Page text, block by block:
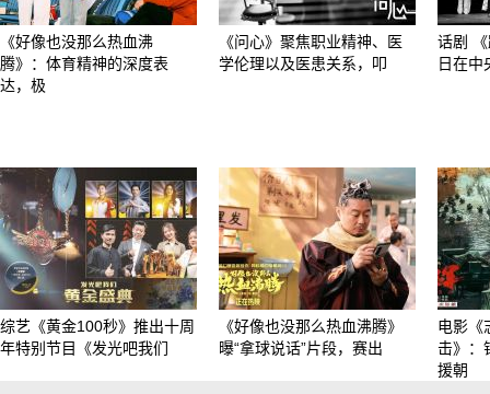
《好像也没那么热血沸
腾》：体育精神的深度表
达，极
《问心》聚焦职业精神、医
学伦理以及医患关系，叩
话剧
日在中
综艺《黄金100秒》推出十周
年特别节目《发光吧我们
《好像也没那么热血沸腾》
曝“拿球说话”片段，赛出
电影《
击》：
援朝